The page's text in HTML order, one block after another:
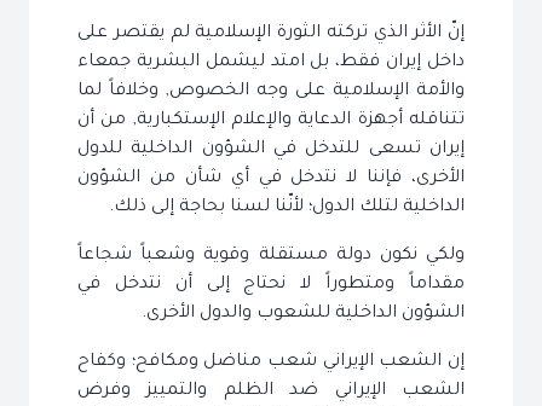
إنّ الأثر الذي تركته الثورة الإسلامية لم يقتصر على
داخل إيران فقط، بل امتد ليشمل البشرية جمعاء
والأمة الإسلامية على وجه الخصوص, وخلافاً لما
تتناقله أجهزة الدعاية والإعلام الإستكبارية, من أن
إيران تسعى للتدخل في الشؤون الداخلية للدول
الأخرى، فإننا لا نتدخل في أي شأن من الشؤون
الداخلية لتلك الدول؛ لأنّنا لسنا بحاجة إلى ذلك.
ولكي نكون دولة مستقلة وقوية وشعباً شجاعاً
مقداماً ومتطوراً لا نحتاج إلى أن نتدخل في
الشؤون الداخلية للشعوب والدول الأخرى.
إن الشعب الإيراني شعب مناضل ومكافح؛ وكفاح
الشعب الإيراني ضد الظلم والتمييز وفرض